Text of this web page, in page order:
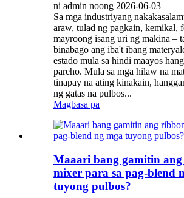
ni admin noong 2026-06-03
Sa mga industriyang
araw, tulad ng pagkain, kemikal,
mayroong isang uri ng makina –
binabago ang iba't ibang
estado mula sa hindi maayos
pareho. Mula sa mga hilaw na
tinapay na ating kinakain,
ng gatas na pulbos...
Magbasa pa
Maaari bang gamitin
mixer para sa pag-blend
tuyong pulbos?